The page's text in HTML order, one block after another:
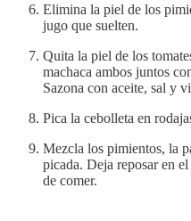
Elimina la piel de los
jugo que suelten.
Quita la piel de los
machaca ambos juntos
Sazona con aceite, sal y
Pica la cebolleta en
Mezcla los pimientos, la
picada. Deja reposar en
de comer.